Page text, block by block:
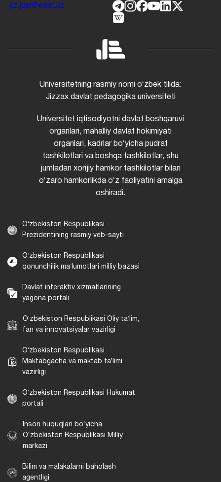
jiz.jdpi@exat.uz
Universitetning rasmiy nomi oʻzbek tilida:
Jizzax davlat pedagogika universiteti
Universitet iqtisodiyotni davlat boshqaruvi
organlari, mahalliy davlat hokimiyati
organlari, kadrlar boʻyicha pudrat
tashkilotlari va boshqa tashkilotlar, shu
jumladan xorijiy hamkor tashkilotlar bilan
oʻzaro hamkorlikda oʻz faoliyatini amalga
oshiradi.
Oʻzbekiston Respublikasi
Prezidentining rasmiy veb-sayti
Oʻzbekiston Respublikasi
qonunchilik maʼlumotlari milliy bazasi
Davlat interaktiv xizmatlarining
yagona portali
Oʻzbekiston Respublikasi Oliy taʼlim,
fan va innovatsiyalar vazirligi
Oʻzbekiston Respublikasi
Maktabgacha va maktab taʼlimi
vazirligi
Oʻzbekiston Respublikasi Hukumat
portali
Inson huquqlari bo‘yicha
O‘zbekiston Respublikasi Milliy
markazi
Bilim va malakalarni baholash
agentligi